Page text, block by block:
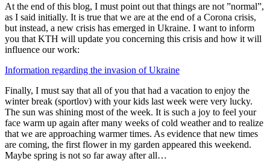
At the end of this blog, I must point out that things are not ”normal”,
as I said initially. It is true that we are at the end of a Corona crisis,
but instead, a new crisis has emerged in Ukraine. I want to inform
you that KTH will update you concerning this crisis and how it will
influence our work:
Information regarding the invasion of Ukraine
Finally, I must say that all of you that had a vacation to enjoy the
winter break (sportlov) with your kids last week were very lucky.
The sun was shining most of the week. It is such a joy to feel your
face warm up again after many weeks of cold weather and to realize
that we are approaching warmer times. As evidence that new times
are coming, the first flower in my garden appeared this weekend.
Maybe spring is not so far away after all…